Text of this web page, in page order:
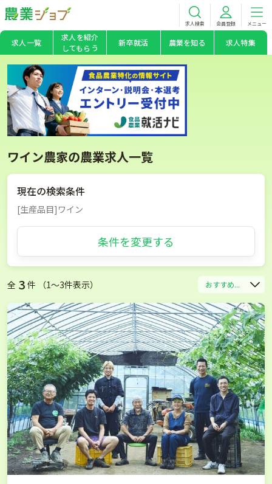
求人検索 会員登録 メニュー
求人一覧
求人を紹介
してもらう
新卒就活 農業を知る 求人特集
ワイン農家の農業求人一覧
現在の検索条件
[生産品目]ワイン
条件を変更する
全 3 件 （1〜3件表示） おすすめ...